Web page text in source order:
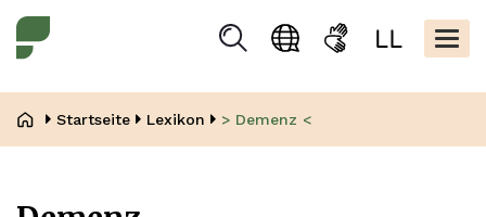
Inhalt
SuchenSprachauswahl
Gebärdensprache
Leicht
Startseite Lexikon > Demenz <